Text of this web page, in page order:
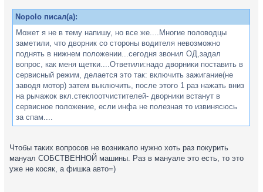
Nopolo писал(а):
Может я не в тему напишу, но все же....Многие половодцы
заметили, что дворник со стороны водителя невозможно
поднять в нижнем положении...сегодня звонил ОД,задал
вопрос, как меня щетки....Ответили:надо дворники поставить в
сервисный режим, делается это так: включить зажигание(не
заводя мотор) затем выключить, после этого 1 раз нажать вниз
на рычажок вкл.стеклоотчистителей- дворники встанут в
сервисное положение, если инфа не полезная то извинясюсь
за спам....
Чтобы таких вопросов не возникало нужно хоть раз покурить
мануал СОБСТВЕННОЙ машины. Раз в мануале это есть, то это
уже не косяк, а фишка авто=)